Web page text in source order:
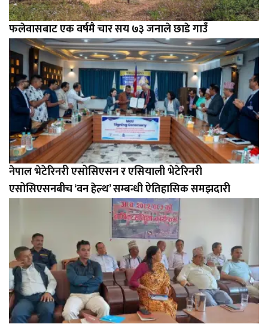
फलेवासबाट एक वर्षमै चार सय ७३ जनाले छाडे गाउँ
नेपाल भेटेरिनरी एसोसिएसन र एसियाली भेटेरिनरी
एसोसिएसनबीच ‘वन हेल्थ’ सम्बन्धी ऐतिहासिक समझदारी